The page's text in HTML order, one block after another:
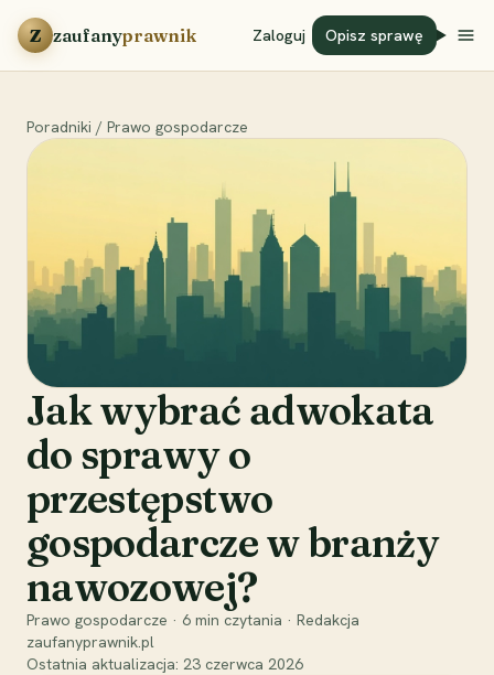
Przejdź do treści
Z zaufanyprawnik Zaloguj Opisz sprawę
Poradniki / Prawo gospodarcze
Jak wybrać adwokata
do sprawy o
przestępstwo
gospodarcze w branży
nawozowej?
Prawo gospodarcze · 6 min czytania · Redakcja
zaufanyprawnik.pl
Ostatnia aktualizacja: 23 czerwca 2026